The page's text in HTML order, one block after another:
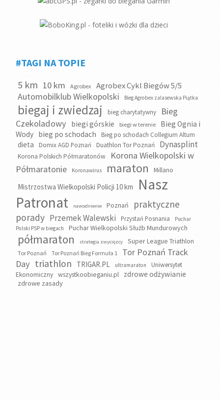
#TAGI NA TOPIE
5 km 10 km Agrobex Agrobex Cykl Biegów 5/5
Automobilklub Wielkopolski Bieg Agrobex zalasewska Piątka
biegaj i zwiedzaj bieg charytatywny
Bieg
Czekoladowy
biegi górskie biegi w terenie
Bieg Ognia i
Wody bieg po schodach Bieg po schodach Collegium Altum
dieta Domix AGD Poznań Duathlon Tor Poznań Dynasplint
Korona Polskich Półmaratonów
Korona Wielkopolski w
Półmaratonie
Koronawirus maraton Millano
Mistrzostwa Wielkopolski Policji 10 km
Nasz
Patronat
nawodnienie Poznań
praktyczne
porady Przemek Walewski Przystań Posnania
Puchar
Polski PSP w biegach
Puchar Wielkopolski Służb Mundurowych
półmaraton strategia zwycięzcy Super League Triathlon
Tor Poznań Tor Poznań Bieg Formuła 1
Tor Poznań Track
Day triathlon TRIGAR.PL ultramaraton
Uniwersytet
Ekonomiczny
wszystkoobieganiu.pl zdrowe odżywianie
zdrowe zasady